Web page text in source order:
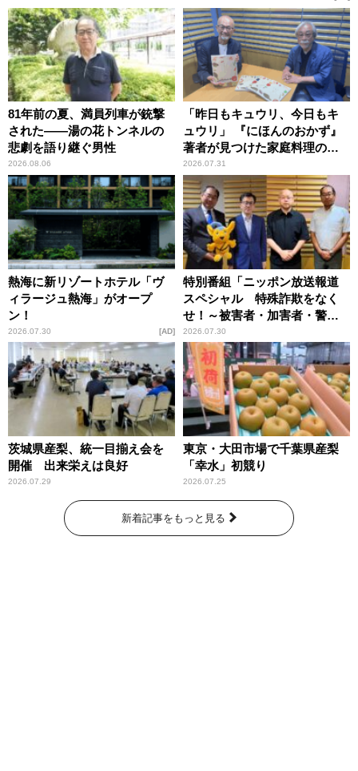
81年前の夏、満員列車が銃撃
された――湯の花トンネルの
悲劇を語り継ぐ男性
2026.08.06
「昨日もキュウリ、今日もキ
ュウリ」 『にほんのおかず』
著者が見つけた家庭料理の知
恵
2026.07.31
熱海に新リゾートホテル「ヴ
ィラージュ熱海」がオープ
ン！
2026.07.30 AD
特別番組「ニッポン放送報道
スペシャル 特殊詐欺をなく
せ！～被害者・加害者・警視
庁が語るトクリュウの実態
～」放送
2026.07.30
茨城県産梨、統一目揃え会を
開催 出来栄えは良好
2026.07.29
東京・大田市場で千葉県産梨
「幸水」初競り
2026.07.25
新着記事をもっと見る